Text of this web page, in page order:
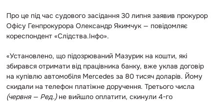
Про це під час судового засідання 30 липня заявив прокурор
Офісу Генпрокурора Олександр Якимчук — повідомляє
кореспондент «Слідства.Інфо».
«Установлено, що підозрюваний Мазурик на кошти, які
збирався отримати від працівника банку, вже уклав договір
на купівлю автомобіля Mercedes за 80 тисяч доларів. Йому
скидали на телефон платіжне доручення. Третього числа
(червня — Ред.)не вийшло оплатити, скинули 4-го